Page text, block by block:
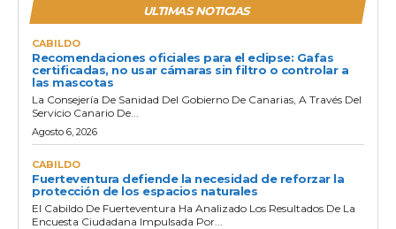
ULTIMAS NOTICIAS
CABILDO
Recomendaciones oficiales para el eclipse: Gafas
certificadas, no usar cámaras sin filtro o controlar a
las mascotas
La Consejería De Sanidad Del Gobierno De Canarias, A Través Del
Servicio Canario De...
Agosto 6, 2026
CABILDO
Fuerteventura defiende la necesidad de reforzar la
protección de los espacios naturales
El Cabildo De Fuerteventura Ha Analizado Los Resultados De La
Encuesta Ciudadana Impulsada Por...